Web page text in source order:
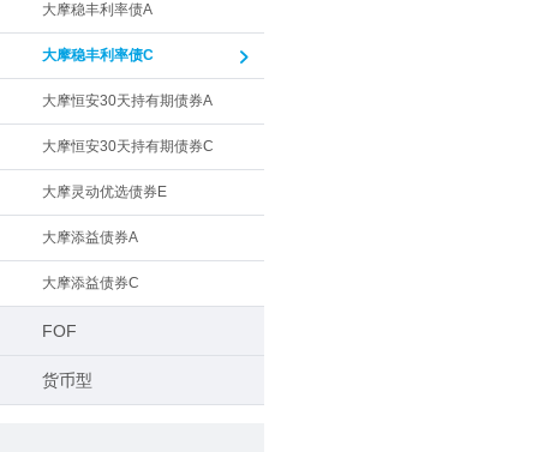
大摩稳丰利率债A
大摩稳丰利率债C
大摩恒安30天持有期债券A
大摩恒安30天持有期债券C
大摩灵动优选债券E
大摩添益债券A
大摩添益债券C
FOF
货币型